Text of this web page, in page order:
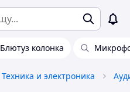
Блютуз колонка
Техника и электроника